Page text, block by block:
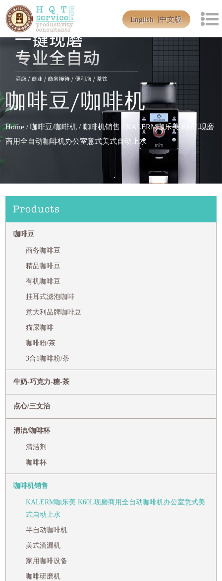
English 中文版
咖啡豆/咖啡机
Home / 咖啡豆/咖啡机 / 咖啡机销售 /
KALERM咖乐美 K60L现磨
商用全自动咖啡机办公室意式美式自动上水
Products
咖啡豆
商务咖啡豆
精品咖啡豆
有机咖啡豆
挂耳式滤泡咖啡
意大利品牌咖啡豆
猫屎咖啡
咖啡粉/茶
3合1咖啡粉/茶
牛奶-巧克力-糖-茶
点心/三文治
清洁/咖啡杯
清洁剂
咖啡杯
咖啡机销售
KALERM咖乐美 K60L现磨商用全自动咖啡机办公室意式美
式自动上水
半自动咖啡机
美式滴漏机
家用咖啡设备
咖啡研磨机